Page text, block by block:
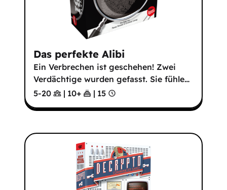
Das perfekte Alibi
Ein Verbrechen ist geschehen! Zwei
Verdächtige wurden gefasst. Sie fühle…
5-20
| 10+ | 15